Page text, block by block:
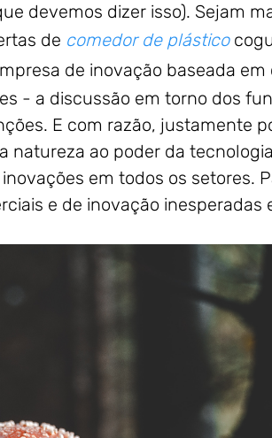
devemos dizer isso). Sejam
de comedor de plástico
de inovação baseada
- a discussão em torno dos
E com razão, justamente
natureza ao poder da
em todos os setores.
e de inovação inesperadas